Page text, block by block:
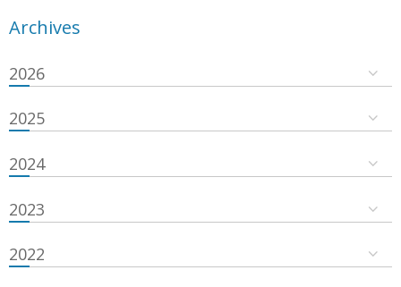
Archives
2026
2025
2024
2023
2022